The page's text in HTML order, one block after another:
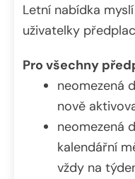
Letní nabídka
uživatelky
Pro všechny
neomezená
nově
neomezená
kalendářní
vždy na